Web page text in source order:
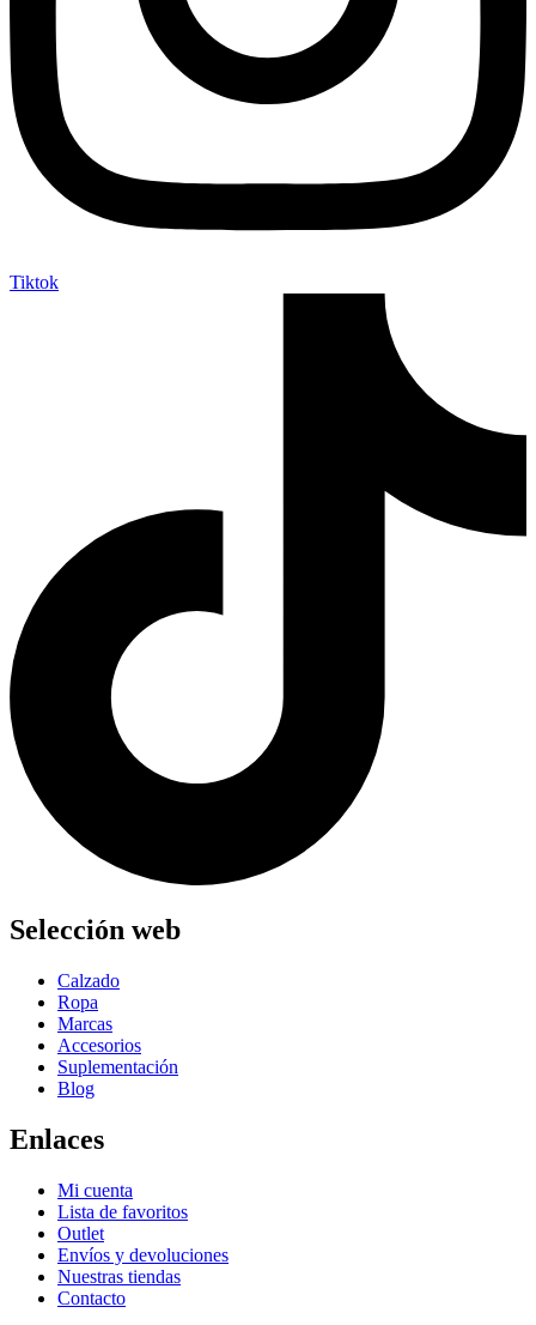
Tiktok
Selección web
Calzado
Ropa
Marcas
Accesorios
Suplementación
Blog
Enlaces
Mi cuenta
Lista de favoritos
Outlet
Envíos y devoluciones
Nuestras tiendas
Contacto